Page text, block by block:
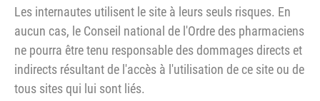
Les internautes utilisent le site à leurs seuls risques. En
aucun cas, le Conseil national de l'Ordre des pharmaciens
ne pourra être tenu responsable des dommages directs et
indirects résultant de l'accès à l'utilisation de ce site ou de
tous sites qui lui sont liés.